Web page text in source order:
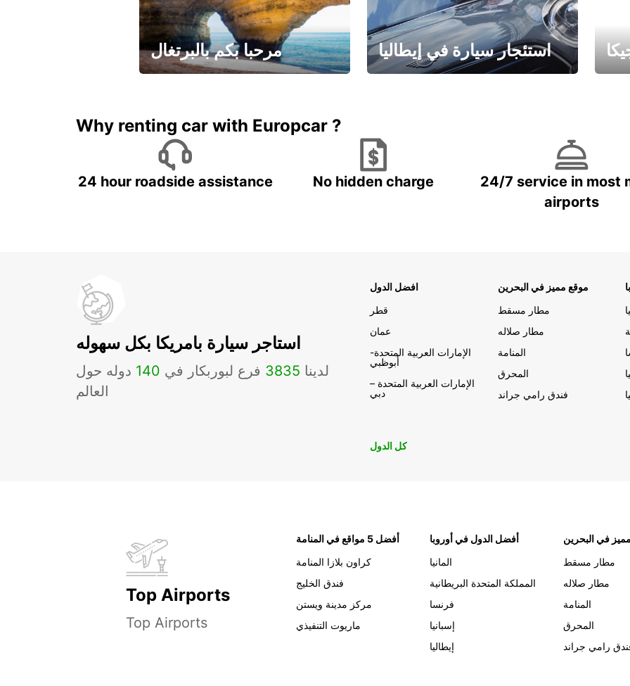
مرحبا بكم بالبرتغال استئجار سيارة في إيطاليا
Why renting car with Europcar ?
24 hour roadside assistance No hidden charge
24/7 service in most
airports
استاجر سيارة بامريكا بكل سهوله
لدينا 3835 فرع لبوربكار في 140 دوله حول
العالم
افضل الدول
قطر
عمان
الإمارات العربية المتحدة-
أبوظبي
الإمارات العربية المتحدة –
دبي
موقع مميز في البحرين
مطار مسقط
مطار صلاله
المنامة
المحرق
فندق رامي جراند
كل الدول
Top Airports
Top Airports
أفضل 5 مواقع في المنامة
كراون بلازا المنامة
فندق الخليج
مركز مدينة ويستن
ماريوت التنفيذي
أفضل الدول في أوروبا
المانيا
المملكة المتحدة البريطانية
فرنسا
إسبانيا
إيطاليا
في البحرين
مطار مسقط
مطار صلاله
المنامة
المحرق
رامي جراند